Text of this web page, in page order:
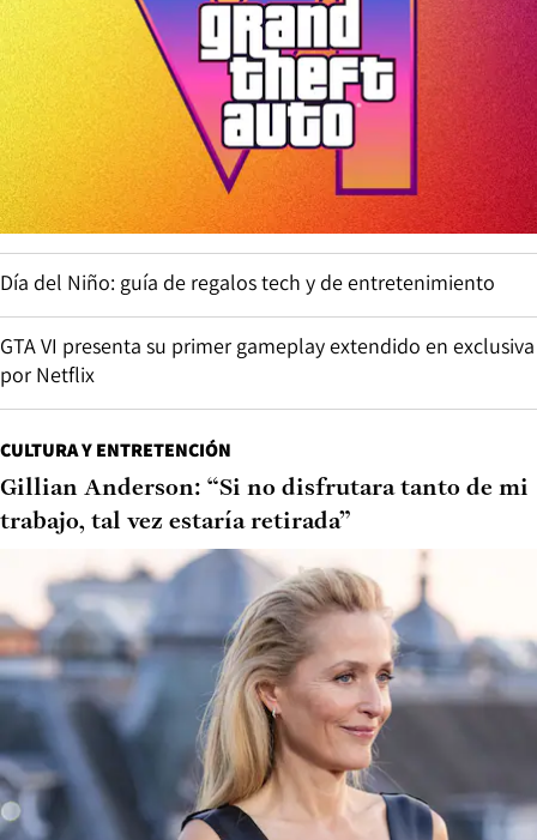
Día del Niño: guía de regalos tech y de entretenimiento
GTA VI presenta su primer gameplay extendido en exclusiva
por Netflix
CULTURA Y ENTRETENCIÓN
Gillian Anderson: “Si no disfrutara tanto de mi
trabajo, tal vez estaría retirada”